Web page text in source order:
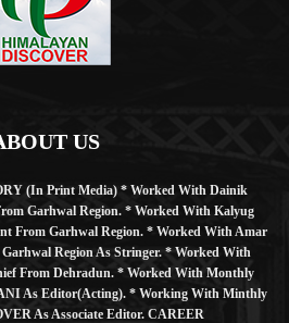
US
(in Print Media) * Worked With Dainik
Garhwal Region. * Worked With Kalyug
From Garhwal Region. * Worked With Amar
Region As Stringer. * Worked With
From Dehradun. * Worked With Monthly
As Editor(Acting). * Working With Minthly
As Associate Editor. CAREER